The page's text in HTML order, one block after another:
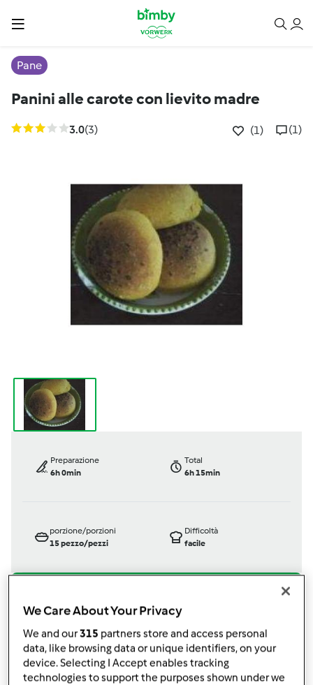
Pane
Panini alle carote con lievito madre
3.0(3) (1) (1)
Preparazione
6h 0min
Total
6h 15min
porzione/porzioni
15pezzo/pezzi
Difficoltà
facile
Bimby ® TM 31
bibetta3
published: 16-07-2015
modificata: 16-07-2015
Aggiungi alle mie raccolte
We Care About Your Privacy
We and our315 partners store and access personal
data, like browsing data or unique identifiers, on your
device. Selecting I Accept enables tracking
technologies to support the purposes shown under we